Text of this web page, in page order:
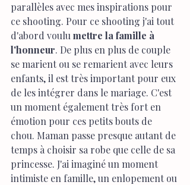
parallèles avec mes inspirations pour
ce shooting. Pour ce shooting j'ai tout
d'abord voulu mettre la famille à
l'honneur. De plus en plus de couple
se marient ou se remarient avec leurs
enfants, il est très important pour eux
de les intégrer dans le mariage. C'est
un moment également très fort en
émotion pour ces petits bouts de
chou. Maman passe presque autant de
temps à choisir sa robe que celle de sa
princesse. J'ai imaginé un moment
intimiste en famille, un enlopement ou